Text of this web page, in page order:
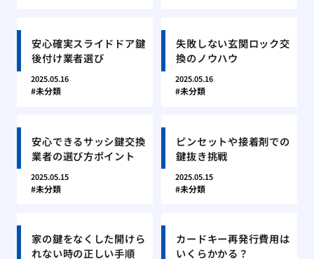
安心確実スライドドア鍵
後付け業者選び
2025.05.16
未分類
失敗しない玄関ロック交
換のノウハウ
2025.05.16
未分類
安心できるサッシ鍵交換
業者の選び方ポイント
2025.05.15
未分類
ピンセットや接着剤での
鍵抜き挑戦
2025.05.15
未分類
家の鍵をなくした開けら
れない時の正しい手順
カードキー再発行費用は
いくらかかる？